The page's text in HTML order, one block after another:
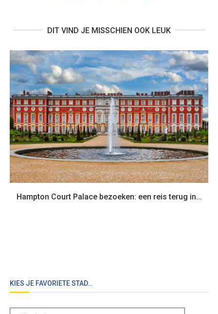
DIT VIND JE MISSCHIEN OOK LEUK
Hampton Court Palace bezoeken: een reis terug in...
KIES JE FAVORIETE STAD…